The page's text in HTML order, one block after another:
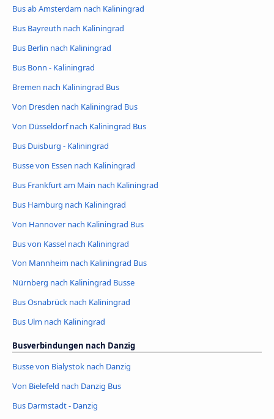
Bus ab Amsterdam nach Kaliningrad
Bus Bayreuth nach Kaliningrad
Bus Berlin nach Kaliningrad
Bus Bonn - Kaliningrad
Bremen nach Kaliningrad Bus
Von Dresden nach Kaliningrad Bus
Von Düsseldorf nach Kaliningrad Bus
Bus Duisburg - Kaliningrad
Busse von Essen nach Kaliningrad
Bus Frankfurt am Main nach Kaliningrad
Bus Hamburg nach Kaliningrad
Von Hannover nach Kaliningrad Bus
Bus von Kassel nach Kaliningrad
Von Mannheim nach Kaliningrad Bus
Nürnberg nach Kaliningrad Busse
Bus Osnabrück nach Kaliningrad
Bus Ulm nach Kaliningrad
Busverbindungen nach Danzig
Busse von Bialystok nach Danzig
Von Bielefeld nach Danzig Bus
Bus Darmstadt - Danzig